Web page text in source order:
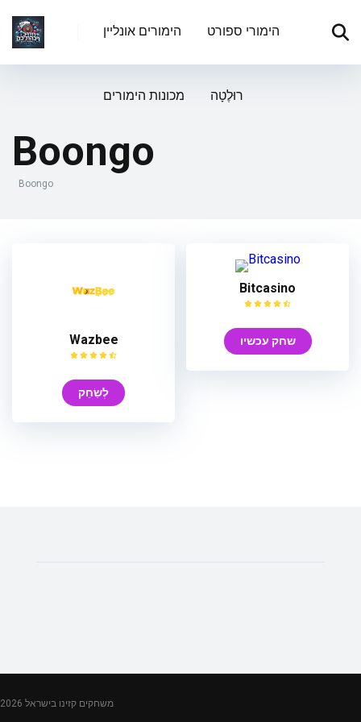
הימורים אונליין הימורי ספורט
מכונות הימורים רוּלֶטָה
Boongo
Boongo
Wazbee
לְשַׂחֵק
Bitcasino
שחק עכשיו
משחקים קזינו בישראל 2026